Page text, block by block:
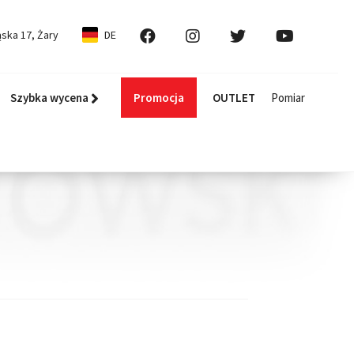
17, Żary DE
Szybka wycena Promocja OUTLET Pomiar